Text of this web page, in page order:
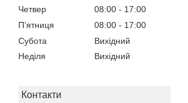
Четвер
08:00
17:00
Пʼятниця
08:00
17:00
Субота
Вихідний
Неділя
Вихідний
Контакти